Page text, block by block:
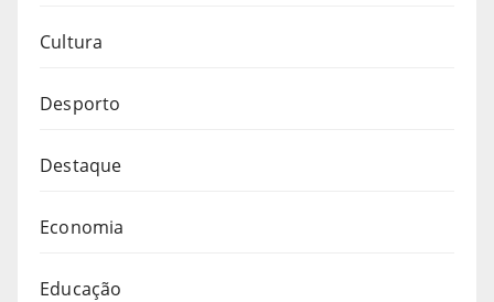
Cultura
Desporto
Destaque
Economia
Educação